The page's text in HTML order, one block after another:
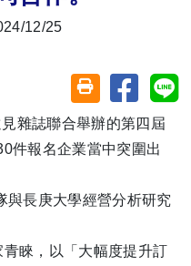
12/25
Friendly printing
Share
雜誌聯合舉辦的第四屆
件報名企業當中突圍出
與長庚大學經營分析研究
睞，以「大幅度提升訂